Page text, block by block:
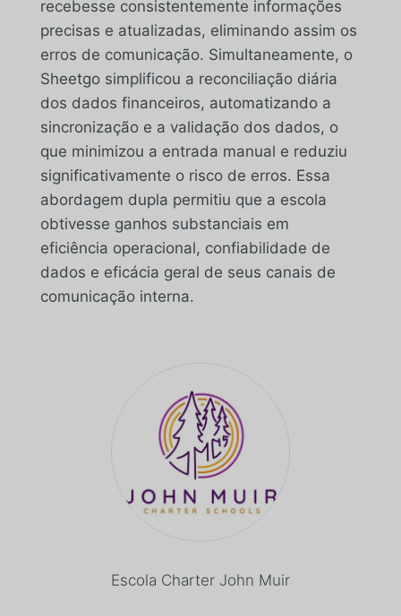
recebesse consistentemente informações
precisas e atualizadas, eliminando assim os
erros de comunicação. Simultaneamente, o
Sheetgo simplificou a reconciliação diária
dos dados financeiros, automatizando a
sincronização e a validação dos dados, o
que minimizou a entrada manual e reduziu
significativamente o risco de erros. Essa
abordagem dupla permitiu que a escola
obtivesse ganhos substanciais em
eficiência operacional, confiabilidade de
dados e eficácia geral de seus canais de
comunicação interna.
Escola Charter John Muir